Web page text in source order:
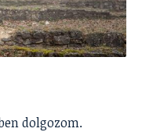
dolgozom.